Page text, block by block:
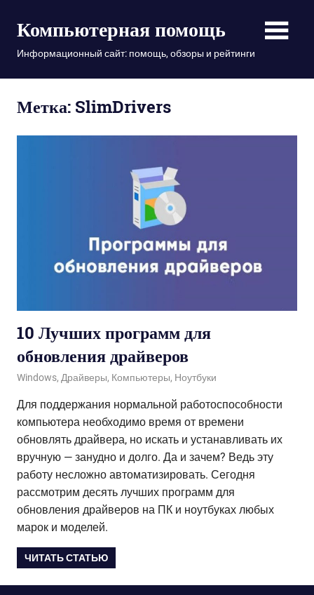
содержимому
Компьютерная помощь
Информационный сайт: помощь, обзоры и рейтинги
Метка: SlimDrivers
10 Лучших программ для
обновления драйверов
02.12.2020
admin
Windows, Драйверы, Компьютеры, Ноутбуки
Для поддержания нормальной работоспособности
компьютера необходимо время от времени
обновлять драйвера, но искать и устанавливать их
вручную — занудно и долго. Да и зачем? Ведь эту
работу несложно автоматизировать. Сегодня
рассмотрим десять лучших программ для
обновления драйверов на ПК и ноутбуках любых
марок и моделей.
ЧИТАТЬ СТАТЬЮ